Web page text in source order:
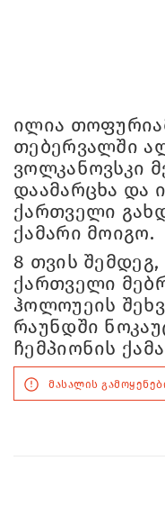
ილია
თებერვალში
ვოლკანოვსკი
დაამარცხა და
ქართველი
ქამარი მოიგო.
8 თვის შემდეგ,
ქართველი
ჰოლოუეის
რაუნდში
ჩემპიონის
მასალის